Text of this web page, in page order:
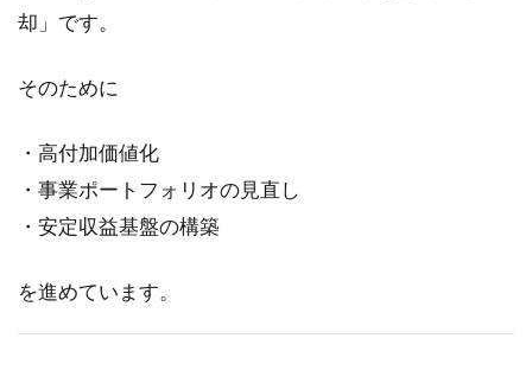
却」です。
そのために
・高付加価値化
・事業ポートフォリオの見直し
・安定収益基盤の構築
を進めています。